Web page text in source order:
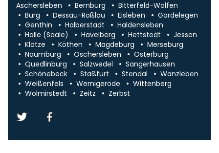
Aschersleben Bernburg
Bitterfeld-Wolfen
Burg
Dessau-Roßlau Eisleben
Gardelegen
Genthin
Halberstadt
Haldensleben
Halle (Saale)
Havelberg Hettstedt
Jessen
Klötze
Köthen Magdeburg
Merseburg
Naumburg
Oschersleben
Osterburg
Quedlinburg
Salzwedel
Sangerhausen
Schönebeck
Staßfurt Stendal
Wanzleben
Weißenfels
Wernigerode
Wittenberg
Wolmirstedt
Zeitz Zerbst